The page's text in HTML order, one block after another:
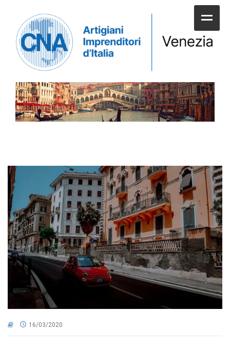
HOME
SERVIZI ALLE IMPRESE
APPUNTAMENTI E NEWS
SPORTELLI
CNA NEL TERRITORIO
AREA RISERVATA
16/03/2020